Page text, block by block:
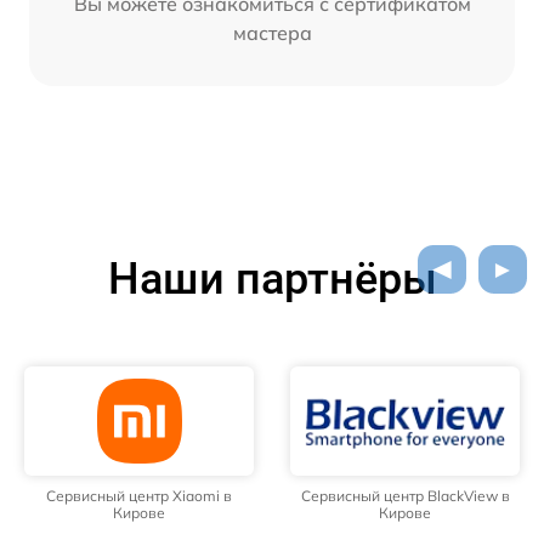
мастера
Наши партнёры
Сервисный центр Xiaomi в
Кирове
Сервисный центр BlackView в
Кирове